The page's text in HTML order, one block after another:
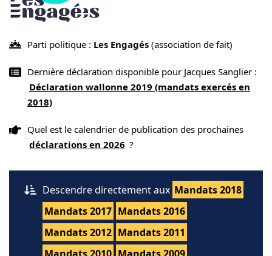
Parti politique : Les Engagés (association de fait)
Dernière déclaration disponible pour Jacques Sanglier :
Déclaration wallonne 2019 (mandats exercés en
2018)
Quel est le calendrier de publication des prochaines
déclarations en 2026 ?
Descendre directement aux Mandats 2018
Mandats 2017 Mandats 2016
Mandats 2012 Mandats 2011
Mandats 2010 Mandats 2009